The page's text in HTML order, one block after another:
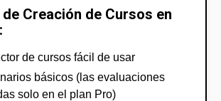
de Creación de Cursos en
de cursos fácil de usar
básicos (las evaluaciones
solo en el plan Pro)